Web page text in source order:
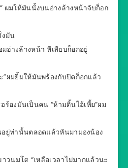
ผมให้มันนั้งบนอ่างล้างหน้าจับก็อก
งมัน
อ่างล้างหน้า หีเสียบก็อกอยู่
”ผมยิ้มให้มันพร้องกับปิดก็อกแล้ว
อร้องมันเป็นคน “ห้ามดิ้นไอ้เหี้ย”ผม
อยู่ท่านั้นตลอดแล้วหันมามองน้อง
วนมโต “เหลือเวลาไม่มากแล้วนะ